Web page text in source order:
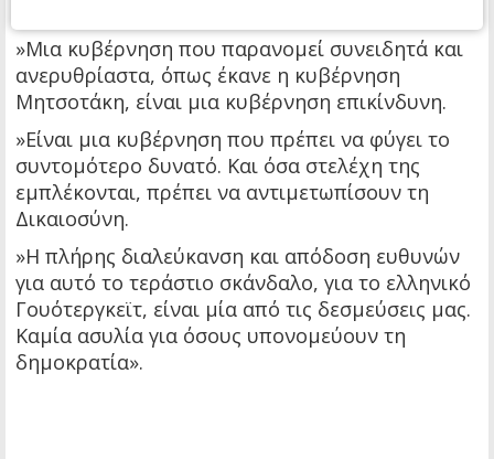
»Μια κυβέρνηση που παρανομεί συνειδητά και
ανερυθρίαστα, όπως έκανε η κυβέρνηση
Μητσοτάκη, είναι μια κυβέρνηση επικίνδυνη.
»Είναι μια κυβέρνηση που πρέπει να φύγει το
συντομότερο δυνατό. Και όσα στελέχη της
εμπλέκονται, πρέπει να αντιμετωπίσουν τη
Δικαιοσύνη.
»Η πλήρης διαλεύκανση και απόδοση ευθυνών
για αυτό το τεράστιο σκάνδαλο, για το ελληνικό
Γουότεργκεϊτ, είναι μία από τις δεσμεύσεις μας.
Καμία ασυλία για όσους υπονομεύουν τη
δημοκρατία».